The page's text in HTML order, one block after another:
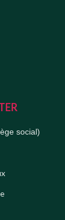
social)